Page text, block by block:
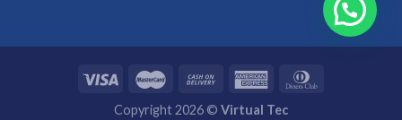
Copyright 2026 © Virtual Tec